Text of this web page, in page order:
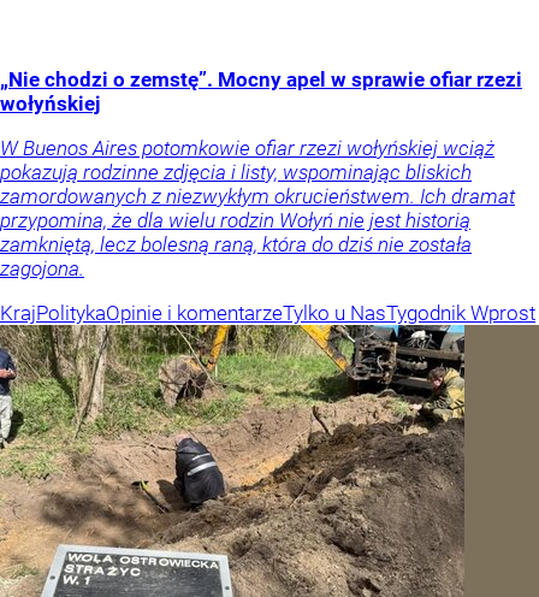
„Nie chodzi o zemstę”. Mocny apel w sprawie ofiar rzezi
wołyńskiej
W Buenos Aires potomkowie ofiar rzezi wołyńskiej wciąż
pokazują rodzinne zdjęcia i listy, wspominając bliskich
zamordowanych z niezwykłym okrucieństwem. Ich dramat
przypomina, że dla wielu rodzin Wołyń nie jest historią
zamkniętą, lecz bolesną raną, która do dziś nie została
zagojona.
KrajPolitykaOpinie i komentarzeTylko u NasTygodnik Wprost